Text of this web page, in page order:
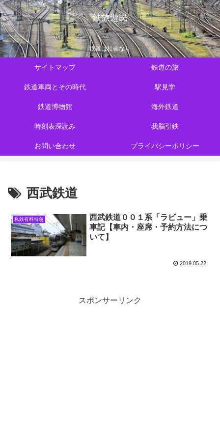
鉄旅遊民
鉄道は社会なり
サイトマップ 鉄道の旅
鉄道車両とその時代 駅見学
鉄道博物館 海外鉄道
時刻表深読み 我脳引鉄
お問い合わせ プライバシーポリシー
西武鉄道
私鉄有料特急
西武鉄道００１系「ラビュー」乗
車記【車内・座席・予約方法につ
いて】
2019.05.22
スポンサーリンク